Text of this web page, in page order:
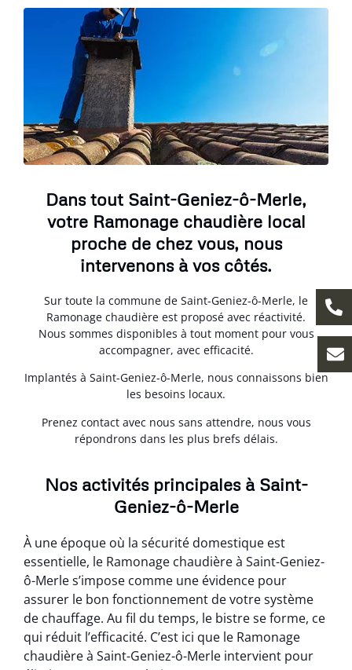
Dans tout Saint-Geniez-ô-Merle,
votre Ramonage chaudière local
proche de chez vous, nous
intervenons à vos côtés.
Sur toute la commune de Saint-Geniez-ô-Merle, le
Ramonage chaudière est proposé avec réactivité.
Nous sommes disponibles à tout moment pour vous
accompagner, avec efficacité.
Implantés à Saint-Geniez-ô-Merle, nous connaissons bien
les besoins locaux.
Prenez contact avec nous sans attendre, nous vous
répondrons dans les plus brefs délais.
Nos activités principales à Saint-
Geniez-ô-Merle
À une époque où la sécurité domestique est
essentielle, le Ramonage chaudière à Saint-Geniez-
ô-Merle s’impose comme une évidence pour
assurer le bon fonctionnement de votre système
de chauffage. Au fil du temps, le bistre se forme, ce
qui réduit l’efficacité. C’est ici que le Ramonage
chaudière à Saint-Geniez-ô-Merle intervient pour